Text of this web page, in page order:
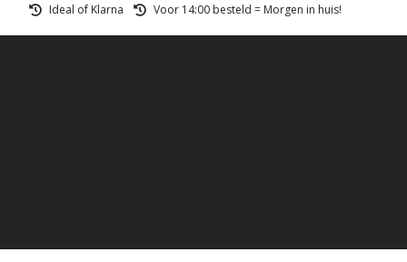
Ideal of Klarna Voor 14:00 besteld = Morgen in huis!